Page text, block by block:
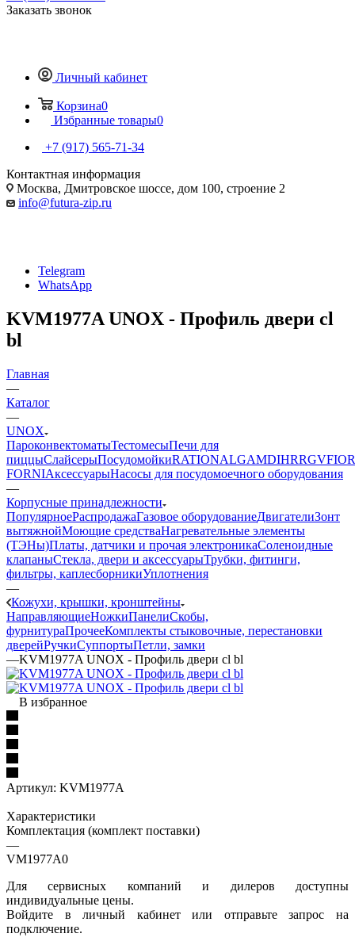
Заказать звонок
Личный кабинет
Корзина0
Избранные товары0
+7 (917) 565-71-34
Контактная информация
Москва, Дмитровское шоссе, дом 100, строение 2
info@futura-zip.ru
Telegram
WhatsApp
KVM1977A UNOX - Профиль двери cl
bl
Главная
—
Каталог
—
UNOX
ПароконвектоматыТестомесыПечи для
пиццыСлайсерыПосудомойкиRATIONALGAMDIHRRGV
FORNIАксессуарыНасосы для посудомоечного оборудования
—
Корпусные принадлежности
ПопулярноеРаспродажаГазовое оборудованиеДвигателиЗонт
вытяжнойМоющие средстваНагревательные элементы
(ТЭНы)Платы, датчики и прочая электроникаСоленоидные
клапаныСтекла, двери и аксессуарыТрубки, фитинги,
фильтры, каплесборникиУплотнения
—
Кожухи, крышки, кронштейны
НаправляющиеНожкиПанелиCкобы,
фурнитураПрочееКомплекты стыковочные, перестановки
дверейРучкиСуппортыПетли, замки
—KVM1977A UNOX - Профиль двери cl bl
В избранное
Артикул: KVM1977A
Характеристики
Комплектация (комплект поставки)
—
VM1977A0
Для сервисных компаний и дилеров доступны
индивидуальные цены.
Войдите в личный кабинет или отправьте запрос на
подключение.